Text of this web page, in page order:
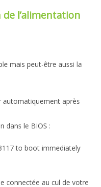
l’alimentation
mais peut-être aussi la
automatiquement après
dans le BIOS :
connectée au cul de votre